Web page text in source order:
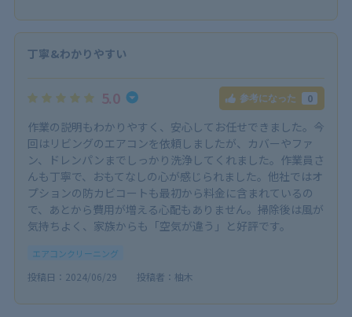
丁寧&わかりやすい
5.0 参考になった 0
作業の説明もわかりやすく、安心してお任せできました。今
回はリビングのエアコンを依頼しましたが、カバーやファ
ン、ドレンパンまでしっかり洗浄してくれました。作業員さ
んも丁寧で、おもてなしの心が感じられました。他社ではオ
プションの防カビコートも最初から料金に含まれているの
で、あとから費用が増える心配もありません。掃除後は風が
気持ちよく、家族からも「空気が違う」と好評です。
エアコンクリーニング
投稿日：2024/06/29 投稿者：柚木